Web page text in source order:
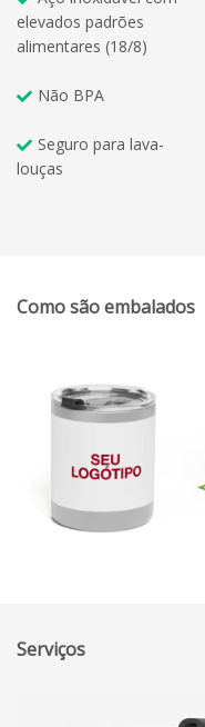
elevados padrões
alimentares (18/8)
Não BPA
Seguro para lava-
louças
Como são embalados
Serviços